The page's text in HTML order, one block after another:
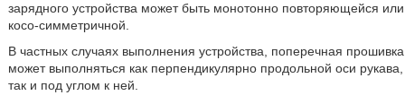
зарядного устройства может быть монотонно повторяющейся или
косо-симметричной.
В частных случаях выполнения устройства, поперечная прошивка
может выполняться как перпендикулярно продольной оси рукава,
так и под углом к ней.